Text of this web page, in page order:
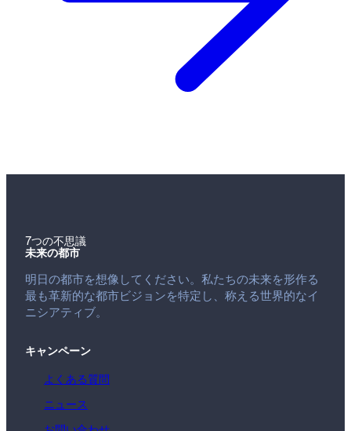
7つの不思議
未来の都市
明日の都市を想像してください。私たちの未来を形作る
最も革新的な都市ビジョンを特定し、称える世界的なイ
ニシアティブ。
キャンペーン
よくある質問
ニュース